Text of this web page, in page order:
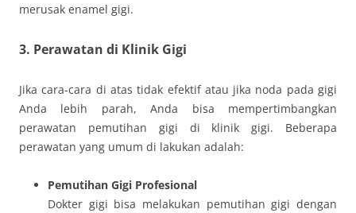
merusak enamel gigi.
3. Perawatan di Klinik Gigi
Jika cara-cara di atas tidak efektif atau jika noda pada gigi
Anda lebih parah, Anda bisa mempertimbangkan
perawatan pemutihan gigi di klinik gigi. Beberapa
perawatan yang umum di lakukan adalah:
Pemutihan Gigi Profesional
Dokter gigi bisa melakukan pemutihan gigi dengan